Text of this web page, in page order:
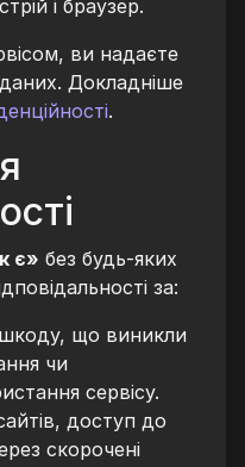
і браузер.
ви надаєте
Докладніше
.
є» без будь-яких
за:
шкоду, що виникли
чи
сервісу.
доступ до
скорочені